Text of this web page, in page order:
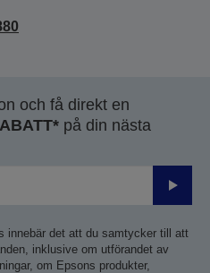
och få direkt en
på din nästa
Skicka
innebär det att du samtycker till att
inklusive om utförandet av
om Epsons produkter,